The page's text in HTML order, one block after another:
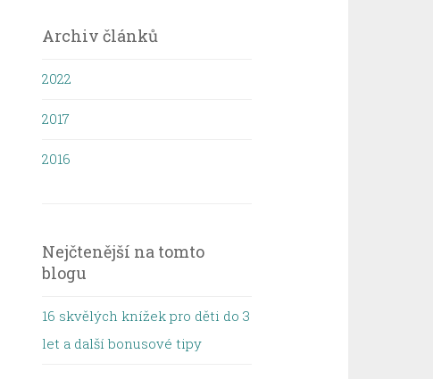
Archiv článků
2022
2017
2016
Nejčtenější na tomto
blogu
16 skvělých knížek pro děti do 3
let a další bonusové tipy